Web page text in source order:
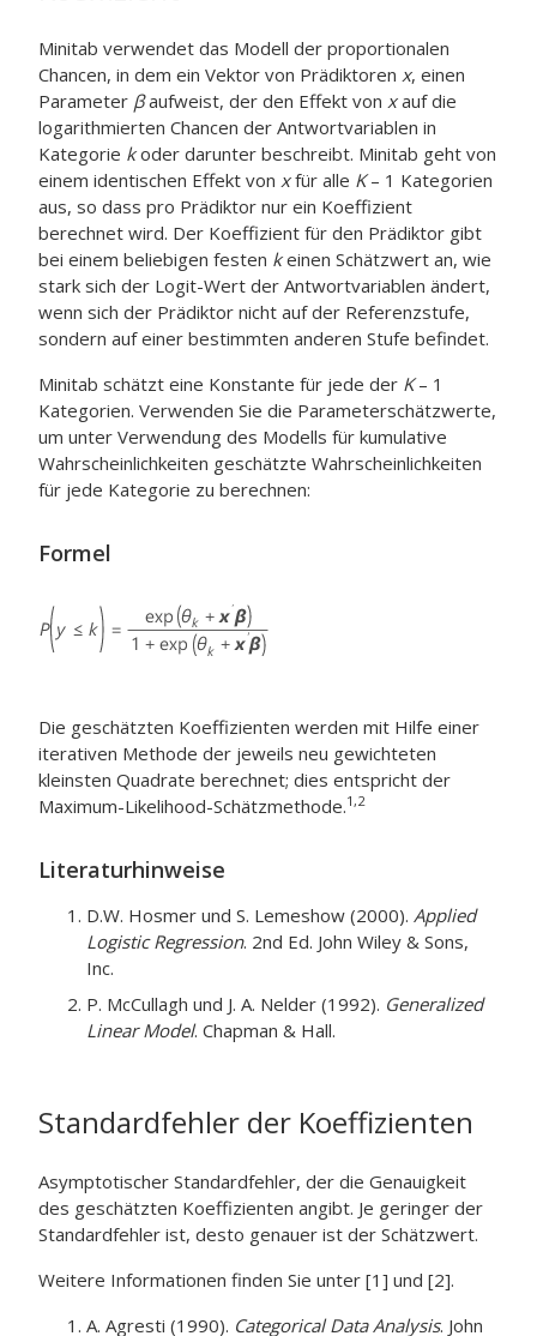
Minitab verwendet das Modell der proportionalen
Chancen, in dem ein Vektor von Prädiktoren x, einen
Parameter βaufweist, der den Effekt von xauf die
logarithmierten Chancen der Antwortvariablen in
Kategorie koder darunter beschreibt. Minitab geht von
einem identischen Effekt von xfür alle K– 1 Kategorien
aus, so dass pro Prädiktor nur ein Koeffizient
berechnet wird. Der Koeffizient für den Prädiktor gibt
bei einem beliebigen festen keinen Schätzwert an, wie
stark sich der Logit-Wert der Antwortvariablen ändert,
wenn sich der Prädiktor nicht auf der Referenzstufe,
sondern auf einer bestimmten anderen Stufe befindet.
Minitab schätzt eine Konstante für jede der K– 1
Kategorien. Verwenden Sie die Parameterschätzwerte,
um unter Verwendung des Modells für kumulative
Wahrscheinlichkeiten geschätzte Wahrscheinlichkeiten
für jede Kategorie zu berechnen:
Formel
Die geschätzten Koeffizienten werden mit Hilfe einer
iterativen Methode der jeweils neu gewichteten
kleinsten Quadrate berechnet; dies entspricht der
Maximum-Likelihood-Schätzmethode.1,2
Literaturhinweise
D.W. Hosmer und S. Lemeshow (2000). Applied
Logistic Regression. 2nd Ed. John Wiley & Sons,
Inc.
P. McCullagh und J. A. Nelder (1992). Generalized
Linear Model. Chapman & Hall.
Standardfehler der Koeffizienten
Asymptotischer Standardfehler, der die Genauigkeit
des geschätzten Koeffizienten angibt. Je geringer der
Standardfehler ist, desto genauer ist der Schätzwert.
Weitere Informationen finden Sie unter [1] und [2].
A. Agresti (1990). Categorical Data Analysis. John